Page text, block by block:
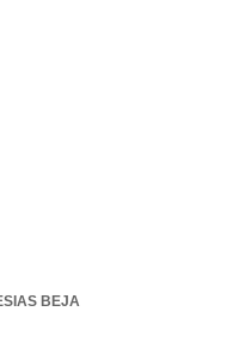
BEJA